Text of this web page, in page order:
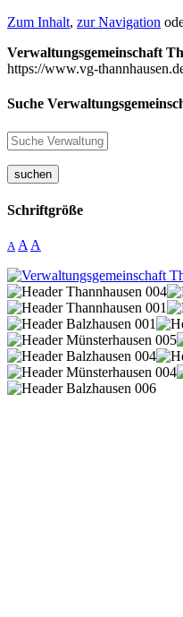
Zum Inhalt, zur Navigation
Verwaltungsgemeinschaft
https://www.vg-
Suche
suchen
Schriftgröße
A A A